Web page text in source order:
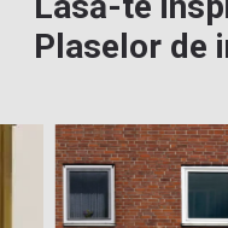
Plaselor de